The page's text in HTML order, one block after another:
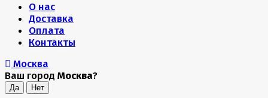
О нас
Доставка
Оплата
Контакты
Москва
Ваш город Москва?